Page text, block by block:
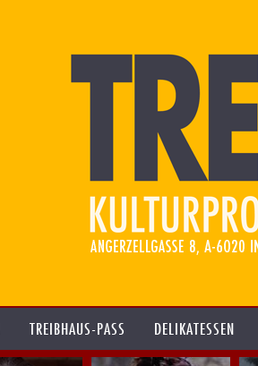
TREIBHAUS-PASS DELIKATESSEN